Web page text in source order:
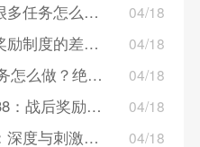
样的事很多任务做法攻略 04/18
家的游戏体验差异！ 04/18
用体验任务做法攻略 04/18
革新，让你爱不释手！ 04/18
戏背后的卡牌之美！ 04/18